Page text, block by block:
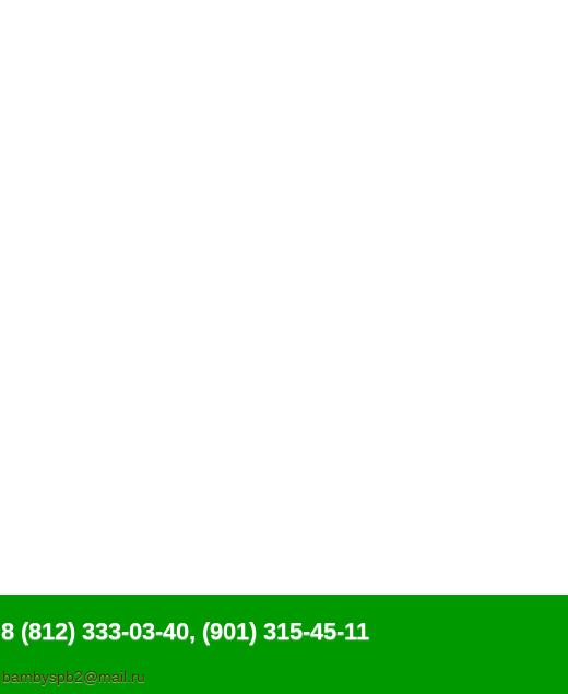
8 (812) 333-03-40, (901) 315-45-11
bambyspb2@mail.ru